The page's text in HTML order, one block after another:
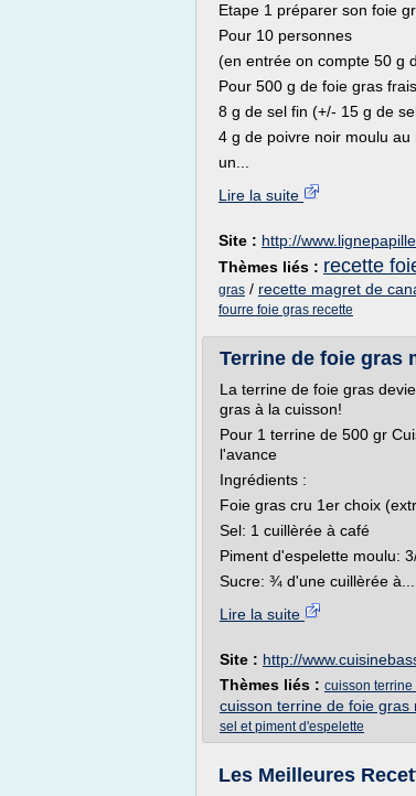
Etape 1 préparer son foie
Pour 10 personnes
(en entrée on compte 50 g
Pour 500 g de foie gras frais
8 g de sel fin (+/- 15 g de
4 g de poivre noir moulu
un...
Lire la suite
Site : http://
Thèmes liés : recette
gras / recette magret de
fourre foie gras recette
Terrine de foie gras
La terrine de foie gras
gras à la cuisson!
Pour 1 terrine de 500 gr
l'avance
Ingrédients :
Foie gras cru 1er choix
Sel: 1 cuillèrée à café
Piment d'espelette moulu:
Sucre: ¾ d'une cuillèrée à...
Lire la suite
Site : http://
Thèmes liés : cuisson terrine
cuisson terrine de foie gras
sel et piment d'espelette
Les Meilleures